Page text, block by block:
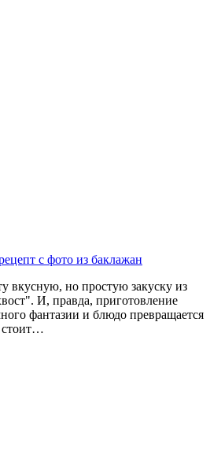
с фото из баклажан
вкусную, но простую закуску из
И, правда, приготовление
фантазии и блюдо превращается
стоит…